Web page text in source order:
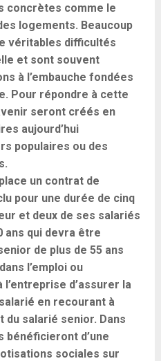
concrètes comme le
logements. Beaucoup
véritables difficultés
et sont souvent
à l’embauche fondées
Pour répondre à cette
seront créés en
aujourd’hui
populaires ou des
un contrat de
pour une durée de cinq
et deux de ses salariés
ans qui devra être
de plus de 55 ans
l’emploi ou
d’assurer la
en recourant à
du salarié senior. Dans
d’une
sociales sur